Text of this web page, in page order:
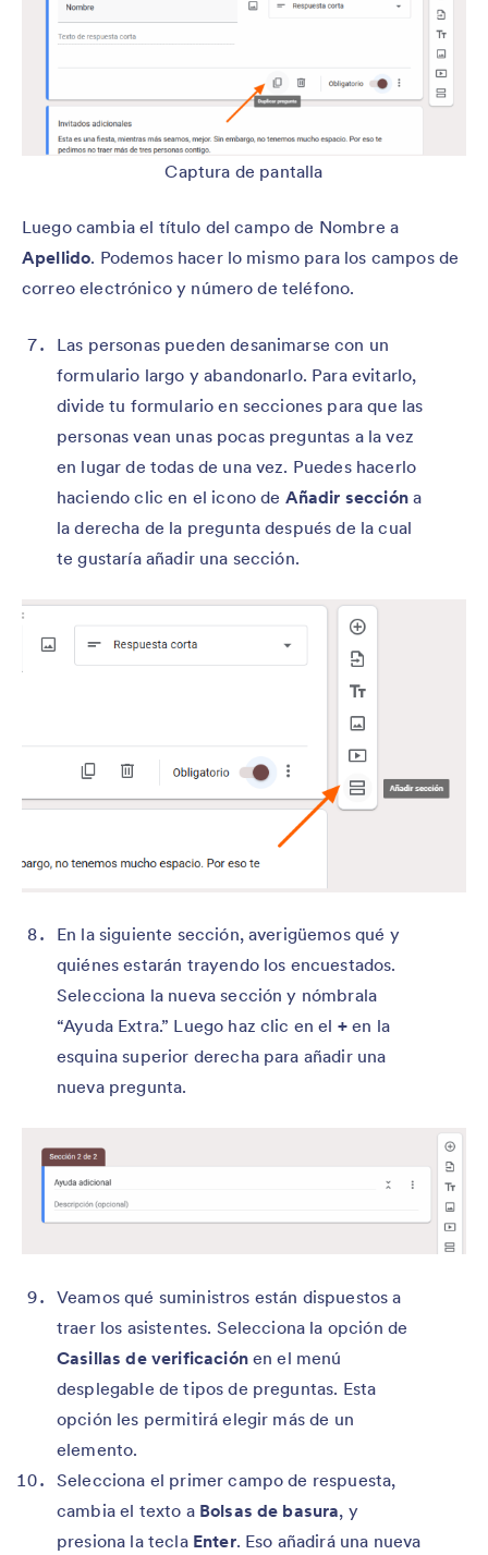
Captura de pantalla
Luego cambia el título del campo de Nombre a
Apellido. Podemos hacer lo mismo para los campos de
correo electrónico y número de teléfono.
Las personas pueden desanimarse con un
formulario largo y abandonarlo. Para evitarlo,
divide tu formulario en secciones para que las
personas vean unas pocas preguntas a la vez
en lugar de todas de una vez. Puedes hacerlo
haciendo clic en el icono de Añadir seccióna
la derecha de la pregunta después de la cual
te gustaría añadir una sección.
En la siguiente sección, averigüemos qué y
quiénes estarán trayendo los encuestados.
Selecciona la nueva sección y nómbrala
“Ayuda Extra.” Luego haz clic en el +en la
esquina superior derecha para añadir una
nueva pregunta.
Veamos qué suministros están dispuestos a
traer los asistentes. Selecciona la opción de
Casillas de verificaciónen el menú
desplegable de tipos de preguntas. Esta
opción les permitirá elegir más de un
elemento.
Selecciona el primer campo de respuesta,
cambia el texto a Bolsas de basura, y
presiona la tecla Enter. Eso añadirá una nueva